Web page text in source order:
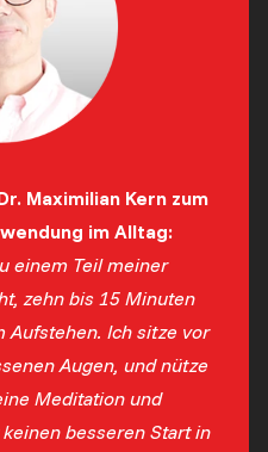
Maximilian Kern zum
im Alltag:
einem Teil meiner
zehn bis 15 Minuten
Aufstehen. Ich sitze vor
Augen, und nütze
Meditation und
besseren Start in